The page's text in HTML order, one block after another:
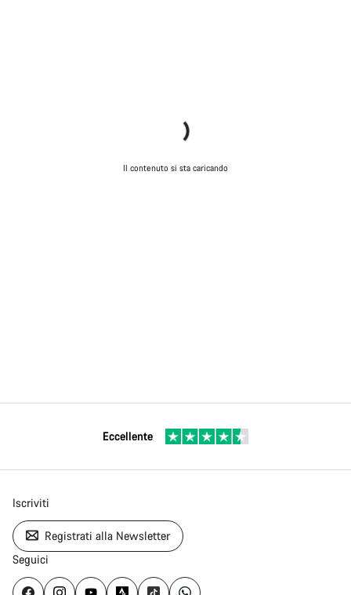
Il contenuto si sta caricando
Eccellente
Iscriviti
Registrati alla Newsletter
Seguici